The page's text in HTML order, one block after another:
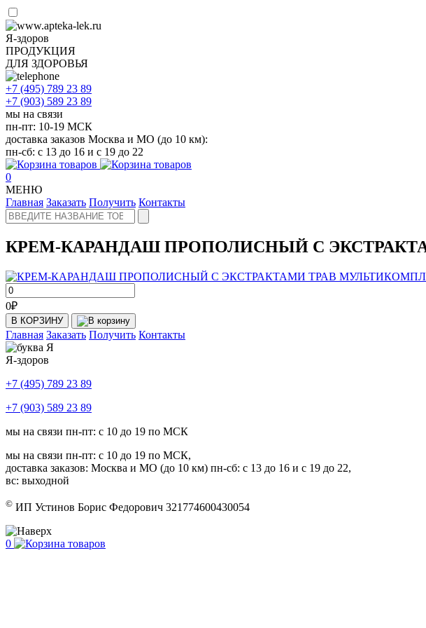
Я-здоров
ПРОДУКЦИЯ
ДЛЯ ЗДОРОВЬЯ
+7 (495) 789 23 89
+7 (903) 589 23 89
мы на связи
пн-пт: 10-19 МСК
доставка заказов Москва и МО (до 10 км):
пн-сб: с 13 до 16 и с 19 до 22
0
МЕНЮ
Главная Заказать Получить Контакты
КРЕМ-КАРАНДАШ ПРОПОЛИСНЫЙ С
0₽
В КОРЗИНУ
Главная Заказать Получить Контакты
Я-здоров
+7 (495) 789 23 89
+7 (903) 589 23 89
мы на связи пн-пт: с 10 до 19 по МСК
мы на связи пн-пт: с 10 до 19 по МСК,
доставка заказов: Москва и МО (до 10 км) пн-сб: с 13 до 16 и с 19 до 22,
вс: выходной
© ИП Устинов Борис Федорович 321774600430054
0